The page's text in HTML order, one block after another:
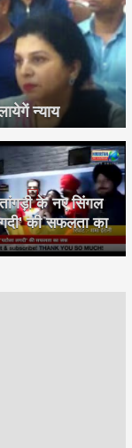
न्याय
के नए सिंगल
की सफलता का